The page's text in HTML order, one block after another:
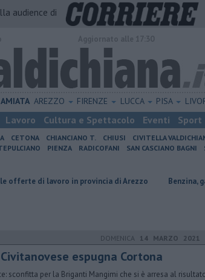
audience di
AMIATA AREZZO FIRENZE LUCCA PISA
Lavoro Cultura e Spettacolo Eventi Sport
CETONA CHIANCIANO T. CHIUSI CIVITELLA
PIENZA RADICOFANI SAN CASCIANO BAGNI
in provincia di Arezzo ​Benzina, gasolio, gpl,
DOMENICA 14 MARZO 2021
espugna Cortona
sconfitta per la Briganti Mangimi che si è arresa al